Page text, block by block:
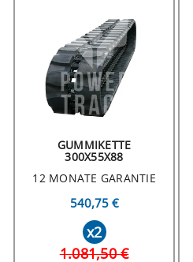
GUMMIKETTE
300X55X88
12 MONATE GARANTIE
540,75 €
x2
1.081,50 €